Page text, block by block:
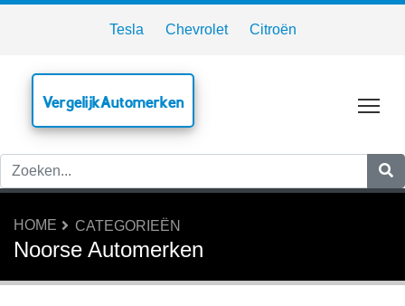
Tesla Chevrolet Citroën
VergelijkAutomerken
HOME CATEGORIEËN
Noorse Automerken